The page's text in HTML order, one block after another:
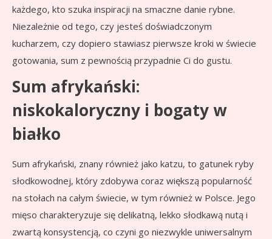
każdego, kto szuka inspiracji na smaczne danie rybne.
Niezależnie od tego, czy jesteś doświadczonym
kucharzem, czy dopiero stawiasz pierwsze kroki w świecie
gotowania, sum z pewnością przypadnie Ci do gustu.
Sum afrykański:
niskokaloryczny i bogaty w
białko
Sum afrykański, znany również jako katzu, to gatunek ryby
słodkowodnej, który zdobywa coraz większą popularność
na stołach na całym świecie, w tym również w Polsce. Jego
mięso charakteryzuje się delikatną, lekko słodkawą nutą i
zwartą konsystencją, co czyni go niezwykle uniwersalnym